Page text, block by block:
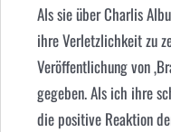
Als sie über Charlis
ihre Verletzlichkeit zu
Veröffentlichung von
gegeben. Als ich ihre
die positive Reaktion